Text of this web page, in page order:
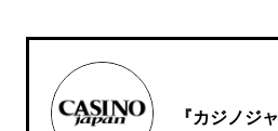
『カジノジ